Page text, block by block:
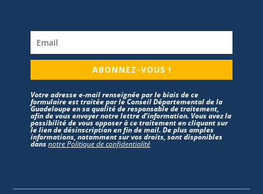
ABONNEZ-VOUS !
Votre adresse e-mail renseignée par le biais de ce
formulaire est traitée par le Conseil Départemental de la
Guadeloupe en sa qualité de responsable de traitement,
afin de vous envoyer notre lettre d’information. Vous avez la
possibilité de vous opposer à ce traitement en cliquant sur
le lien de désinscription en fin de mail. De plus amples
informations, notamment sur vos droits, sont disponibles
dansnotre Politique de confidentialité